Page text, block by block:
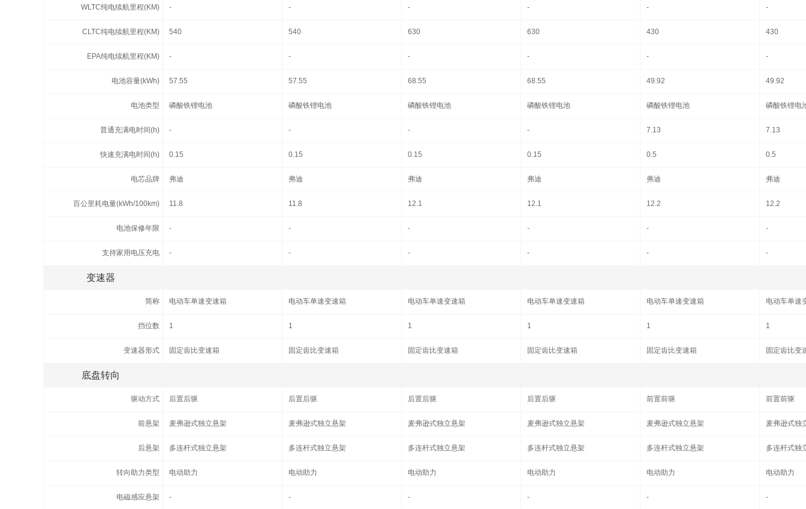
WLTC纯电续航里程(KM) - - - - - -
CLTC纯电续航里程(KM) 540 540 630 630 430 430
EPA纯电续航里程(KM) - - - - - -
电池容量(kWh) 57.55 57.55 68.55 68.55 49.92 49.92
电池类型 磷酸铁锂电池 磷酸铁锂电池 磷酸铁锂电池 磷酸铁锂电池 磷酸铁锂电池 磷酸铁锂电
普通充满电时间(h) - - - - 7.13 7.13
快速充满电时间(h) 0.15 0.15 0.15 0.15 0.5 0.5
电芯品牌 弗迪 弗迪 弗迪 弗迪 弗迪 弗迪
百公里耗电量(kWh/100km) 11.8 11.8 12.1 12.1 12.2 12.2
电池保修年限 - - - - - -
支持家用电压充电 - - - - - -
变速器
简称 电动车单速变速箱 电动车单速变速箱 电动车单速变速箱 电动车单速变速箱 电动车单速变速箱 电动车单速
挡位数 1 1 1 1 1 1
变速器形式 固定齿比变速箱 固定齿比变速箱 固定齿比变速箱 固定齿比变速箱 固定齿比变速箱 固定齿比变
底盘转向
驱动方式 后置后驱 后置后驱 后置后驱 后置后驱 前置前驱 前置前驱
前悬架 麦弗逊式独立悬架 麦弗逊式独立悬架 麦弗逊式独立悬架 麦弗逊式独立悬架 麦弗逊式独立悬架 麦弗逊式独
后悬架 多连杆式独立悬架 多连杆式独立悬架 多连杆式独立悬架 多连杆式独立悬架 多连杆式独立悬架 多连杆式独
转向助力类型 电动助力 电动助力 电动助力 电动助力 电动助力 电动助力
电磁感应悬架 - - - - - -